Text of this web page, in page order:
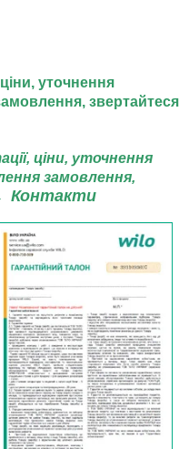
уточнення
звертайтеся
ціни, уточнення
замовлення,
Контакти